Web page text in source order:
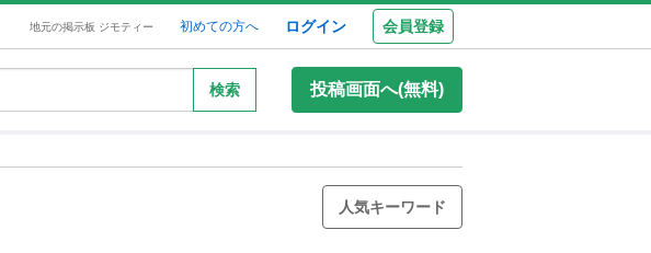
地元の掲示板 ジモティー 初めての方へ ログイン 会員登録
検索 投稿画面へ(無料)
人気キーワード